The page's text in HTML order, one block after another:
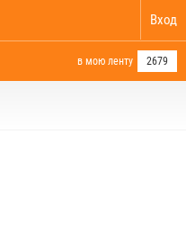
Вход
в мою ленту 2679